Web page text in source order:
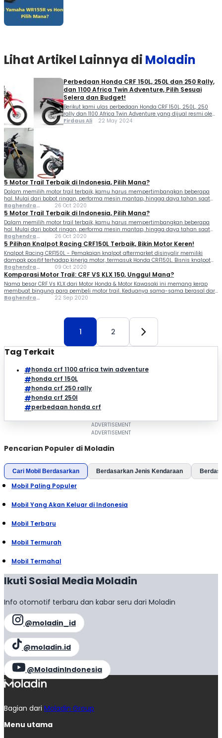
Lihat Artikel Lainnya di Moladin
Perbedaan Honda CRF 150L, 250L dan 250 Rally,
dan 1100 Africa Twin Adventure, Pilih Sesuai
Selera dan Budget!
Berikut kami ulas perbedaan Honda CRF 150L, 250L, 250
rally dan 1100 Africa Twin Adventure yang dijual resmi oleh
PT Astra Honda Motor (AHM). Ketiganya merupakan motor
Firdaus Ali 22 May 2024
5 Motor Trail Terbaik di Indonesia, Pilih Mana?
Dalam memilih motor trail terbaik, kamu harus mempertimbangkan beberapa
hal. Mulai dari bobot ringan, performa mesin mantap, hingga daya tahan saat
melewati jalanan offroad. Ketiga perhitungan tersebut harus benar-benar
dipahami, berkendara dengan motor trail beda dengan kuda besi biasa. Medan...
Baghendra
Lodra
26 Oct 2020
5 Motor Trail Terbaik di Indonesia, Pilih Mana?
Dalam memilih motor trail terbaik, kamu harus mempertimbangkan beberapa
hal. Mulai dari bobot ringan, performa mesin mantap, hingga daya tahan saat
melewati jalanan offroad. Ketiga perhitungan tersebut harus benar-benar
dipahami, berkendara dengan motor trail beda dengan kuda besi biasa. Medan...
Baghendra
Lodra
26 Oct 2020
5 Pilihan Knalpot Racing CRF150L Terbaik, Bikin Motor Keren!
Knalpot Racing CRF150L - Pemakaian knalpot aftermarket disinyalir memiliki
dampak positif terhadap kinerja motor, termasuk Honda CRF150L. Bisnis knalpot
aftermarket sudah sangat ramai di Indonesia dengan beberapa pemain besar.
Bahkan knalpot racing CRF150L sudah muncul saat motor ini baru dirilis...
Baghendra
Lodra
09 Oct 2020
Komparasi Motor Trail: CRF VS KLX 150, Unggul Mana?
Nama besar CRF Vs KLX dari Motor Honda & Motor Kawasaki ini memang kerap
membuat bingung para pembeli motor trail. Keduanya sama-sama berasal dari
pabrikan Jepang. Lalu soal kualitas, tidak perlu diragukan lagi. Di Indonesia, KLX
Baghendra
22 Sep 2020
1 2
Tag Terkait
honda crf 1100 africa twin adventure
honda crf 150L
honda crf 250 rally
honda crf 250l
perbedaan honda crf
Pencarian Populer di Moladin
Cari Mobil Berdasarkan Berdasarkan Jenis Kendaraan
Mobil Paling Populer
Mobil Yang Akan Keluar di Indonesia
Mobil Terbaru
Mobil Termurah
Mobil Termahal
Ikuti Sosial Media Moladin
Info otomotif terbaru dan kabar seru dari Moladin
@moladin_id
@moladin.id
@MoladinIndonesia
Bagian dari Moladin Group
Menu utama